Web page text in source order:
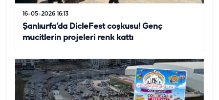
16-05-2026 16:13
Şanlıurfa’da DicleFest coşkusu! Genç
mucitlerin projeleri renk kattı